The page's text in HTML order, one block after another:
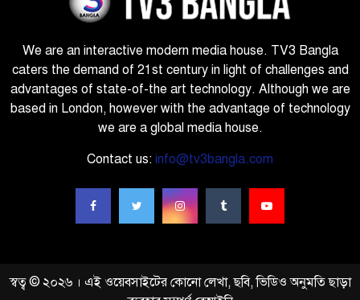
We are an interactive modern media house. TV3 Bangla
caters the demand of 21st century in light of challenges and
advantages of state-of-the art technology. Although we are
based in London, however with the advantage of technology
we are a global media house.
Contact us: info@tv3bangla.com
স্বত্ব © ২০২৬ । এই ওয়েবসাইটের কোনো লেখা, ছবি, ভিডিও অনুমতি ছাড়া